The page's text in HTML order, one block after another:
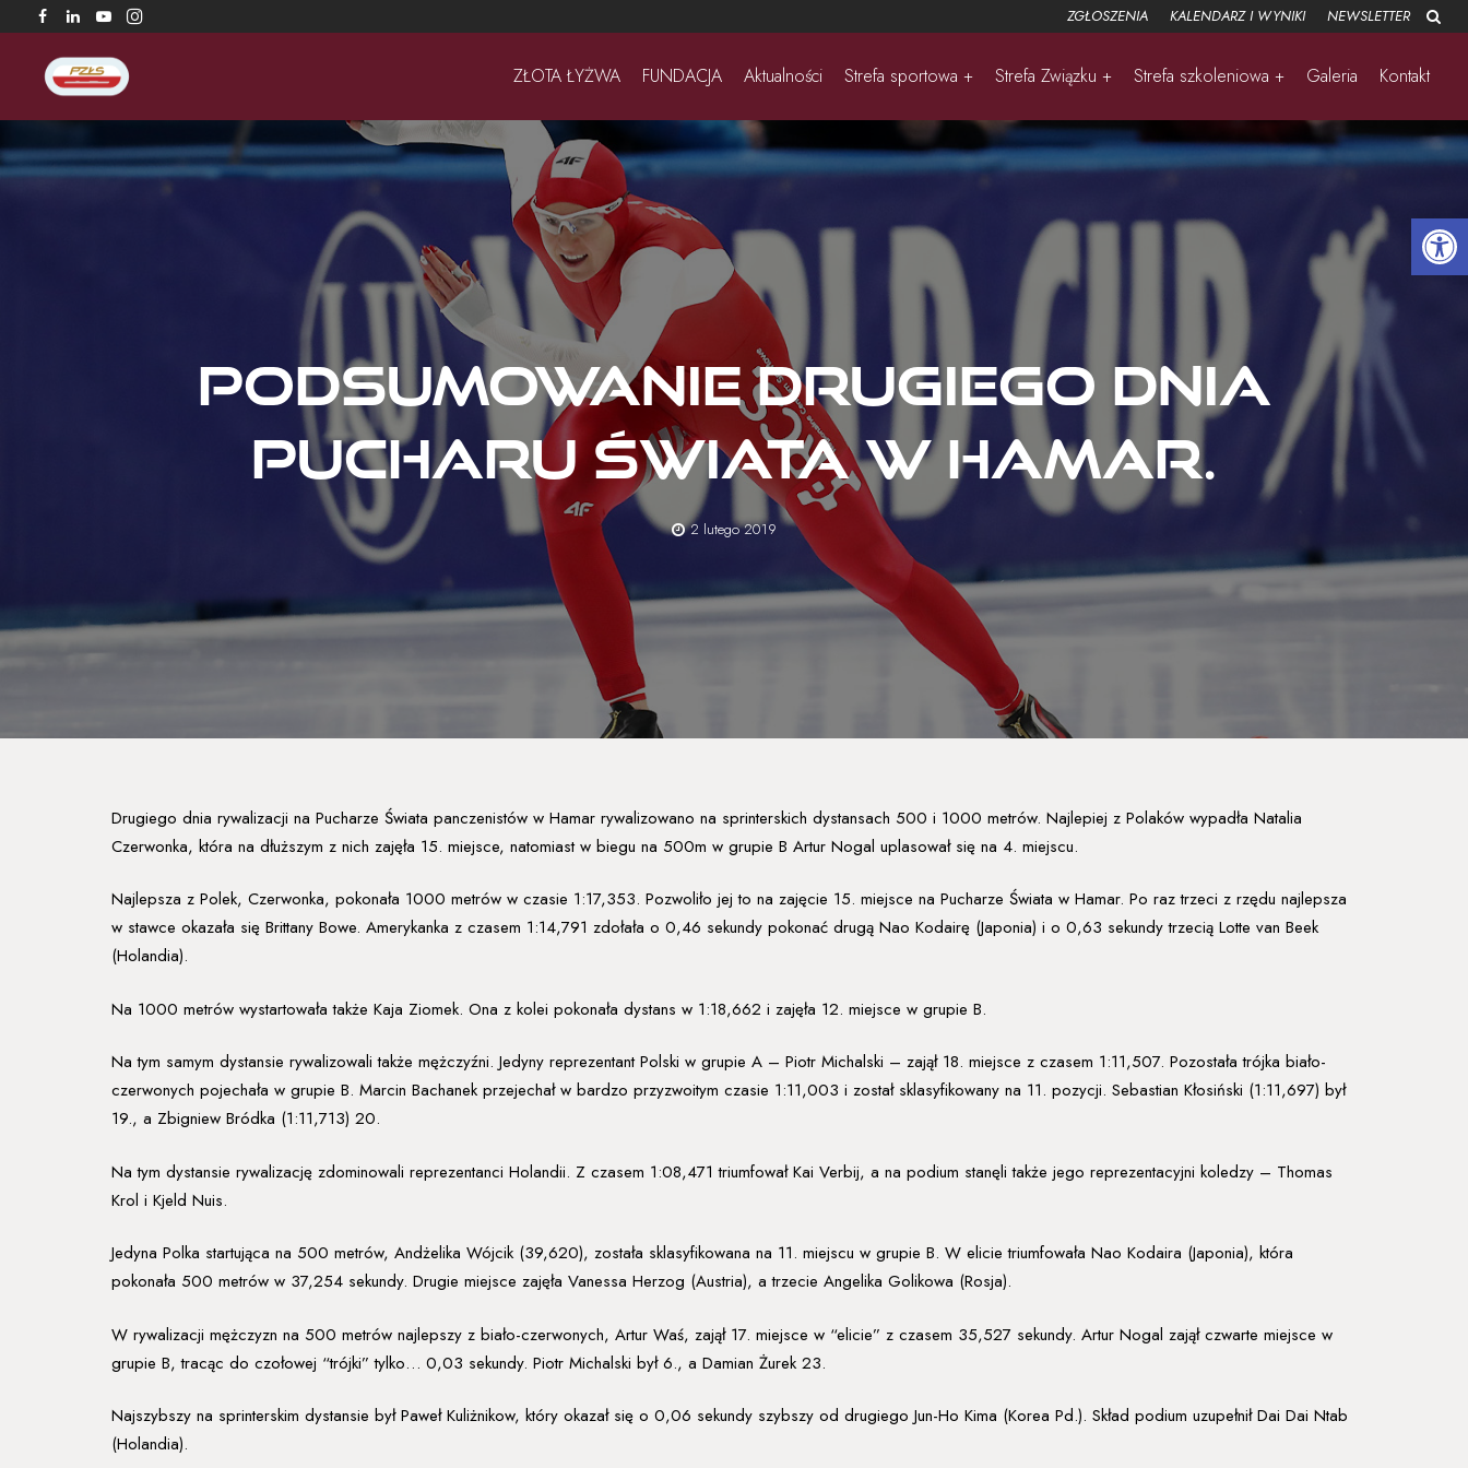
ZGŁOSZENIA KALENDARZ I WYNIKI NEWSLETTER
ZŁOTA ŁYŻWA FUNDACJA Aktualności Strefa sportowa + Strefa Związku + Strefa szkoleniowa + Galeria Kontakt
Podsumowanie drugiego dnia
Pucharu Świata w Hamar.
2 lutego 2019
Drugiego dnia rywalizacji na Pucharze Świata panczenistów w Hamar rywalizowano na sprinterskich dystansach 500 i 1000 metrów. Najlepiej z Polaków wypadła Natalia
Czerwonka, która na dłuższym z nich zajęła 15. miejsce, natomiast w biegu na 500m w grupie B Artur Nogal uplasował się na 4. miejscu.
Najlepsza z Polek, Czerwonka, pokonała 1000 metrów w czasie 1:17,353. Pozwoliło jej to na zajęcie 15. miejsce na Pucharze Świata w Hamar. Po raz trzeci z rzędu najlepsza
w stawce okazała się Brittany Bowe. Amerykanka z czasem 1:14,791 zdołała o 0,46 sekundy pokonać drugą Nao Kodairę (Japonia) i o 0,63 sekundy trzecią Lotte van Beek
(Holandia).
Na 1000 metrów wystartowała także Kaja Ziomek. Ona z kolei pokonała dystans w 1:18,662 i zajęła 12. miejsce w grupie B.
Na tym samym dystansie rywalizowali także mężczyźni. Jedyny reprezentant Polski w grupie A – Piotr Michalski – zajął 18. miejsce z czasem 1:11,507. Pozostała trójka biało-
czerwonych pojechała w grupie B. Marcin Bachanek przejechał w bardzo przyzwoitym czasie 1:11,003 i został sklasyfikowany na 11. pozycji. Sebastian Kłosiński (1:11,697) był
19., a Zbigniew Bródka (1:11,713) 20.
Na tym dystansie rywalizację zdominowali reprezentanci Holandii. Z czasem 1:08,471 triumfował Kai Verbij, a na podium stanęli także jego reprezentacyjni koledzy – Thomas
Krol i Kjeld Nuis.
Jedyna Polka startująca na 500 metrów, Andżelika Wójcik (39,620), została sklasyfikowana na 11. miejscu w grupie B. W elicie triumfowała Nao Kodaira (Japonia), która
pokonała 500 metrów w 37,254 sekundy. Drugie miejsce zajęła Vanessa Herzog (Austria), a trzecie Angelika Golikowa (Rosja).
W rywalizacji mężczyzn na 500 metrów najlepszy z biało-czerwonych, Artur Waś, zajął 17. miejsce w “elicie” z czasem 35,527 sekundy. Artur Nogal zajął czwarte miejsce w
grupie B, tracąc do czołowej “trójki” tylko… 0,03 sekundy. Piotr Michalski był 6., a Damian Żurek 23.
Najszybszy na sprinterskim dystansie był Paweł Kuliżnikow, który okazał się o 0,06 sekundy szybszy od drugiego Jun-Ho Kima (Korea Pd.). Skład podium uzupełnił Dai Dai Ntab
(Holandia).